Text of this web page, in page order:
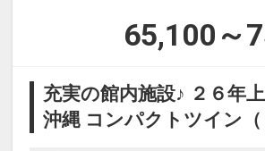
沖縄では希少のウェイブプ
め、インフィニティプール
ル、タッチプールなど多彩
り、大人から子供まで楽し
Ｑは定休日あり）
※事前予約要。ホテルレス
時間９：００～２０：００
※ＢＢＱも選択可能ですが、
65,100～
充実の館内施設♪ ２６年
沖縄 コンパクトツイン（